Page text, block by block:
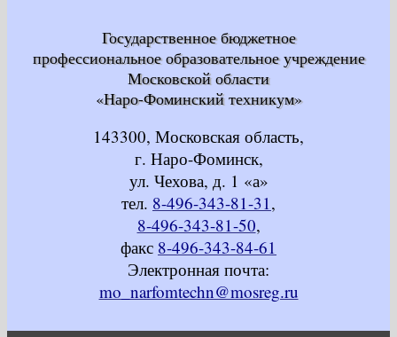
Государственное бюджетное
профессиональное образовательное учреждение
Московской области
«Наро-Фоминский техникум»
143300, Московская область,
г. Наро-Фоминск,
ул. Чехова, д. 1 «а»
тел. 8-496-343-81-31,
8-496-343-81-50,
факс 8-496-343-84-61
Электронная почта:
mo_narfomtechn@mosreg.ru